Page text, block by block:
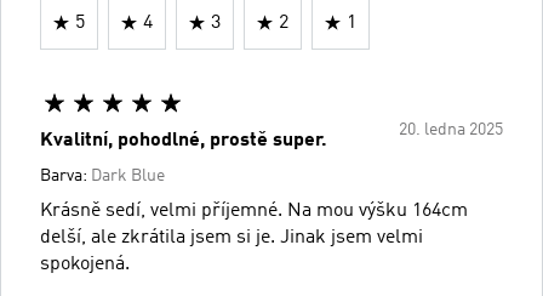
5 4 3 2 1
20. ledna 2025
Kvalitní, pohodlné, prostě super.
Barva: Dark Blue
Krásně sedí, velmi příjemné. Na mou výšku 164cm
delší, ale zkrátila jsem si je. Jinak jsem velmi
spokojená.